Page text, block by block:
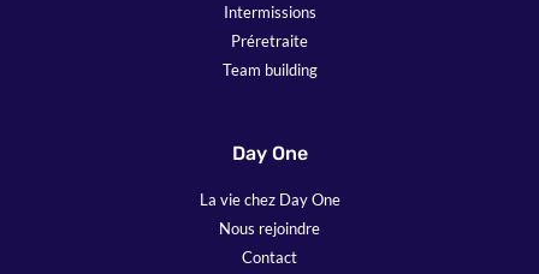
Intermissions
Préretraite
Team building
Day One
La vie chez Day One
Nous rejoindre
Contact